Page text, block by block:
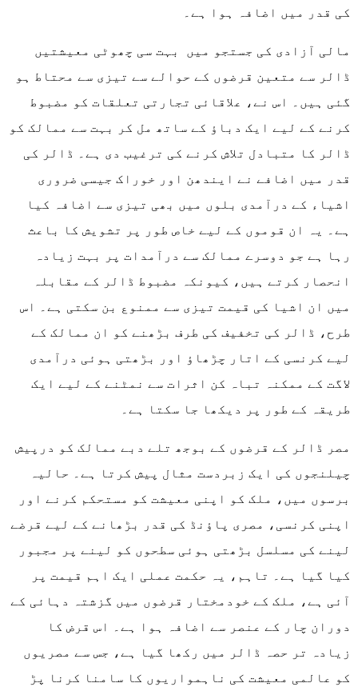
کی قدر میں اضافہ ہوا ہے۔
مالی آزادی کی جستجو میں بہت سی چھوٹی معیشتیں
ڈالر سے متعین قرضوں کے حوالے سے تیزی سے محتاط ہو
گئی ہیں۔ اس نے، علاقائی تجارتی تعلقات کو مضبوط
کرنے کے لیے ایک دباؤ کے ساتھ مل کر بہت سے ممالک کو
ڈالر کا متبادل تلاش کرنے کی ترغیب دی ہے۔ ڈالر کی
قدر میں اضافے نے ایندھن اور خوراک جیسی ضروری
اشیاء کے درآمدی بلوں میں بھی تیزی سے اضافہ کیا
ہے۔ یہ ان قوموں کے لیے خاص طور پر تشویش کا باعث
رہا ہے جو دوسرے ممالک سے درآمدات پر بہت زیادہ
انحصار کرتے ہیں، کیونکہ مضبوط ڈالر کے مقابلہ
میں ان اشیا کی قیمت تیزی سے ممنوع بن سکتی ہے۔ اس
طرح، ڈالر کی تخفیف کی طرف بڑھنے کو ان ممالک کے
لیے کرنسی کے اتار چڑھاؤ اور بڑھتی ہوئی درآمدی
لاگت کے ممکنہ تباہ کن اثرات سے نمٹنے کے لیے ایک
طریقہ کے طور پر دیکھا جا سکتا ہے۔
مصر ڈالر کے قرضوں کے بوجھ تلے دبے ممالک کو درپیش
چیلنجوں کی ایک زبردست مثال پیش کرتا ہے۔ حالیہ
برسوں میں، ملک کو اپنی معیشت کو مستحکم کرنے اور
اپنی کرنسی، مصری پاؤنڈ کی قدر بڑھانے کے لیے قرضے
لینے کی مسلسل بڑھتی ہوئی سطحوں کو لینے پر مجبور
کیا گیا ہے۔ تاہم، یہ حکمت عملی ایک اہم قیمت پر
آئی ہے، ملک کے خودمختار قرضوں میں گزشتہ دہائی کے
دوران چار کے عنصر سے اضافہ ہوا ہے۔ اس قرض کا
زیادہ تر حصہ ڈالر میں رکھا گیا ہے، جس سے مصریوں
کو عالمی معیشت کی ناہمواریوں کا سامنا کرنا پڑ